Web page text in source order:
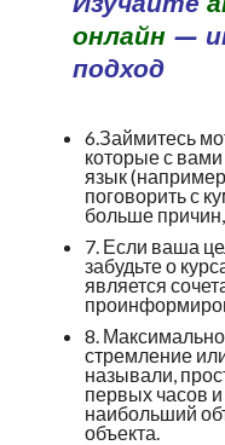
онлайн —
подход
6.Займитесь
которые с
язык
поговорить с
больше
7. Если ваша
забудьте о
является
8.
стремление
называли,
первых часов
наибольший
объекта.